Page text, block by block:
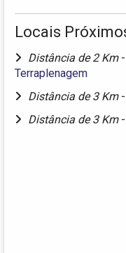
Locais
Distância de 2 Km -
Terraplenagem
Distância de 3 Km -
Distância de 3 Km -